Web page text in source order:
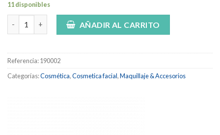
11 disponibles
Sensilis Sublime Máscara de pestañas cantidad
AÑADIR AL CARRITO
Referencia:190002
Categorías:Cosmética,Cosmetica facial,Maquillaje & Accesorios